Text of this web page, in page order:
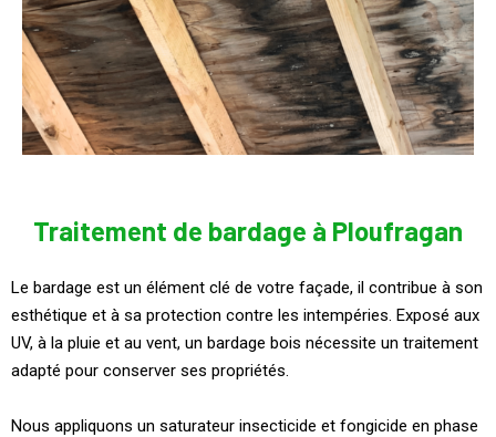
Traitement de bardage à Ploufragan
Le bardage est un élément clé de votre façade, il contribue à son
esthétique et à sa protection contre les intempéries. Exposé aux
UV, à la pluie et au vent, un bardage bois nécessite un traitement
adapté pour conserver ses propriétés.
Nous appliquons un saturateur insecticide et fongicide en phase